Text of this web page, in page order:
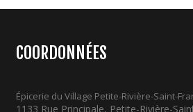
COORDONNÉES
Épicerie du Village Petite-Rivière-Saint-
1133 Rue Principale, Petite-Rivière-